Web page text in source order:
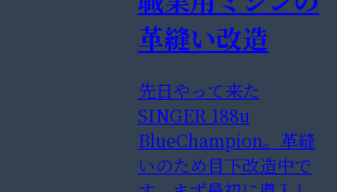
革縫い改造
先日やって来た
SINGER 188u
BlueChampion。革縫
いのため目下改造中で